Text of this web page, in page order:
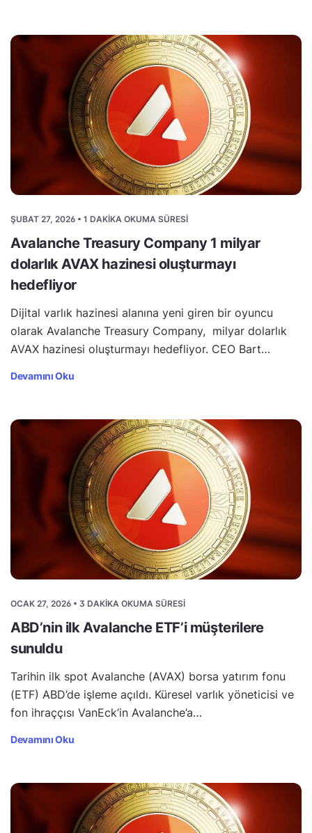
ŞUBAT 27, 2026 • 1 DAKIKA OKUMA SÜRESI
Avalanche Treasury Company 1 milyar
dolarlık AVAX hazinesi oluşturmayı
hedefliyor
Dijital varlık hazinesi alanına yeni giren bir oyuncu
olarak Avalanche Treasury Company, milyar dolarlık
AVAX hazinesi oluşturmayı hedefliyor. CEO Bart…
Devamını Oku
OCAK 27, 2026 • 3 DAKIKA OKUMA SÜRESI
ABD’nin ilk Avalanche ETF’i müşterilere
sunuldu
Tarihin ilk spot Avalanche (AVAX) borsa yatırım fonu
(ETF) ABD’de işleme açıldı. Küresel varlık yöneticisi ve
fon ihraççısı VanEck’in Avalanche’a…
Devamını Oku